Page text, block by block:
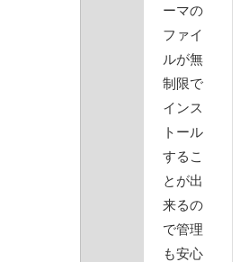
ーマの
ファイ
ルが無
制限で
インス
トール
するこ
とが出
来るの
で管理
も安心